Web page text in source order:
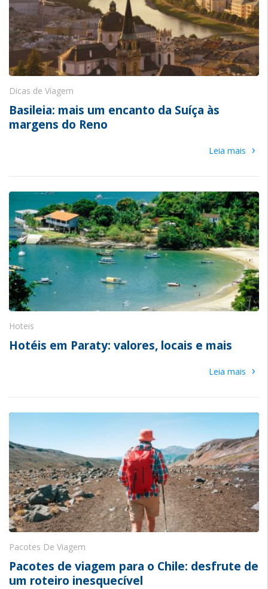
Dicas de Viagem
Basileia: mais um encanto da Suíça às
margens do Reno
Leia mais ›
Hoteis
Hotéis em Paraty: valores, locais e mais
Leia mais ›
Pacotes De Viagem
Pacotes de viagem para o Chile: desfrute de
um roteiro inesquecível